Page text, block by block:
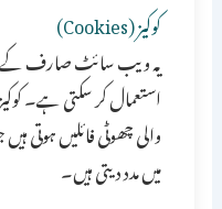
کوکیز (Cookies)
یہ ویب سائٹ صارف کے
استعمال کر سکتی ہے۔
والی چھوٹی فائلیں ہوتی
میں مدد دیتی ہیں۔